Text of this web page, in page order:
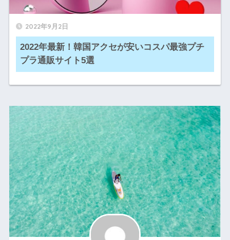
2022年9月2日
2022年最新！韓国アクセが安いコスパ最強プチ
プラ通販サイト5選